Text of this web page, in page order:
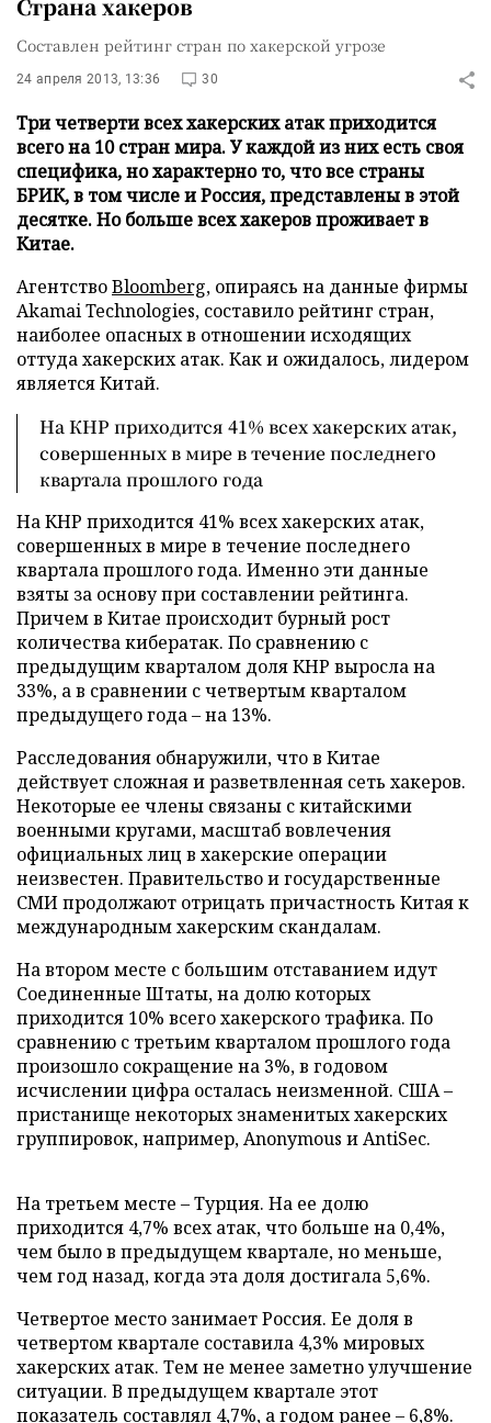
Страна хакеров
Составлен рейтинг стран по хакерской угрозе
24 апреля 2013, 13:36 30
Три четверти всех хакерских атак приходится
всего на 10 стран мира. У каждой из них есть своя
специфика, но характерно то, что все страны
БРИК, в том числе и Россия, представлены в этой
десятке. Но больше всех хакеров проживает в
Китае.
АгентствоBloomberg, опираясь на данные фирмы
Akamai Technologies, составило рейтинг стран,
наиболее опасных в отношении исходящих
оттуда хакерских атак. Как и ожидалось, лидером
является Китай.
На КНР приходится 41% всех хакерских атак,
совершенных в мире в течение последнего
квартала прошлого года
На КНР приходится 41% всех хакерских атак,
совершенных в мире в течение последнего
квартала прошлого года. Именно эти данные
взяты за основу при составлении рейтинга.
Причемв Китае происходит бурный рост
количества кибератак. По сравнению с
предыдущим кварталом доля КНР выросла на
33%, а в сравнении с четвертым кварталом
предыдущего года – на 13%.
Расследования обнаружили, что в Китае
действует сложная и разветвленная сеть хакеров.
Некоторые ее члены связаны с китайскими
военными кругами, масштаб вовлечения
официальных лиц в хакерские операции
неизвестен. Правительство и государственные
СМИ продолжают отрицать причастность Китая к
международным хакерским скандалам.
На втором месте с большим отставанием идут
Соединенные Штаты, на долю которых
приходится 10% всего хакерского трафика. По
сравнению с третьим кварталом прошлого года
произошло сокращение на 3%, в годовом
исчислении цифра осталась неизменной. США –
пристанище некоторых знаменитых хакерских
группировок, например, Anonymous и AntiSec.
На третьем месте –Турция. На ее долю
приходится 4,7% всех атак, что больше на 0,4%,
чем было в предыдущем квартале, но меньше,
чем год назад, когда эта доля достигала 5,6%.
Четвертое место занимает Россия. Ее доля в
четвертом квартале составила 4,3% мировых
хакерских атак. Тем не менее заметно улучшение
ситуации. В предыдущем квартале этот
показатель составлял 4,7%, а годом ранее – 6,8%.